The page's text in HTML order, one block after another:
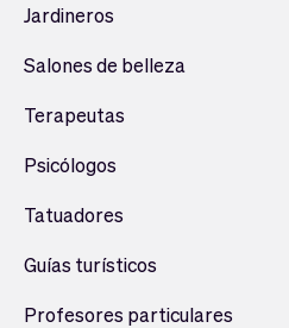
Jardineros
Salones de belleza
Terapeutas
Psicólogos
Tatuadores
Guías turísticos
Profesores particulares